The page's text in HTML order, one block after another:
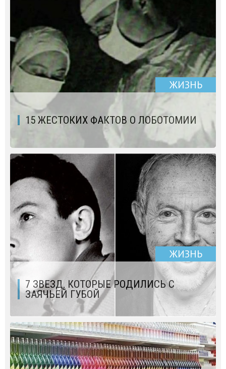
ЖИЗНЬ
15 ЖЕСТОКИХ ФАКТОВ О ЛОБОТОМИИ
ЖИЗНЬ
7 ЗВЕЗД, КОТОРЫЕ РОДИЛИСЬ С
ЗАЯЧЬЕЙ ГУБОЙ